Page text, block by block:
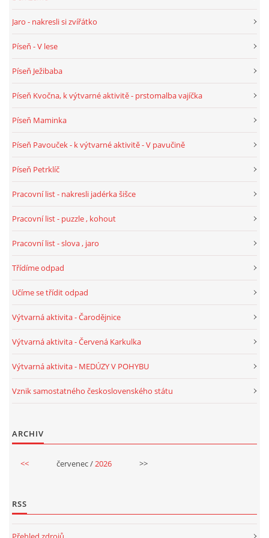
SMYSLOVÁ AKTIVITA
JÓGOVÉ CVIČENÍ, TYPY, RADY, RECENZE
STÁTNÍ SVÁTKY
20.10. DEN STROMŮ
DUŠIČKY
Jaro - nakresli si zvířátko
Píseň - V lese
Píseň Ježibaba
Píseň Kvočna, k výtvarné aktivitě - prstomalba vajíčka
Píseň Maminka
Píseň Pavouček - k výtvarné aktivitě - V pavučině
Píseň Petrklíč
Pracovní list - nakresli jadérka šišce
Pracovní list - puzzle , kohout
Pracovní list - slova , jaro
Třídíme odpad
Učíme se třídit odpad
Výtvarná aktivita - Čarodějnice
Výtvarná aktivita - Červená Karkulka
Výtvarná aktivita - MEDÚZY V POHYBU
Vznik samostatného československého státu
ARCHIV
<< červenec / 2026 >>
RSS